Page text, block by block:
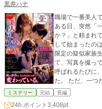
黒井ハナ
職場で一番美人で、仕事
ある日、突然「
か？」と頼まれてしまう。 もちろん断
して始まったの
限定の疑似家族生活。 一緒に朝ご飯を作って、
て、写真を撮って、神社
呼ばれるたびに
た。 ただ、一つだけ気になることがある。 娘の奏音は、なん
だか少しだけ……変わっている
ミステリー 完結 長編
24h.ポイント 3,408pt